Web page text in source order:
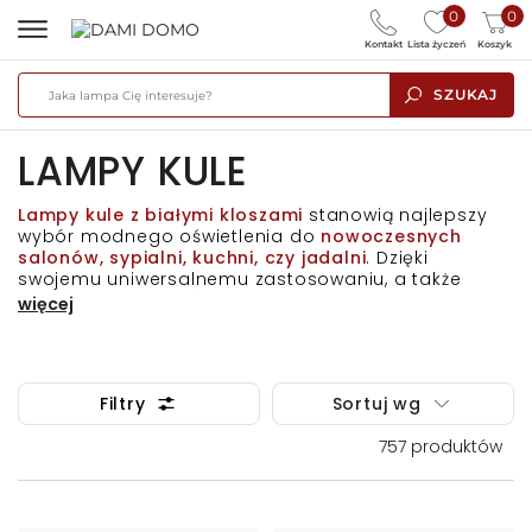
SZUKAJ
0
Lista życzeń
0
Koszyk
Kontakt
LAMPY KULE
Lampy kule z białymi kloszami stanowią najlepszy
wybór modnego oświetlenia do nowoczesnych
salonów, sypialni, kuchni, czy jadalni. Dzięki
swojemu uniwersalnemu zastosowaniu, a także
mnogości wariantów kolorystycznych, oprawy te z
łatwością odnajdą się w każdym współczesnym,
pojedynczych zwisóww kolorystycezłotej,
mosiężnej, czarnej, czy chromowanej. Pozwala to
uzyskać bardzo ciekawe konstrukcje, a mnogość
więcej
Filtry
Sortuj wg
757 produktów